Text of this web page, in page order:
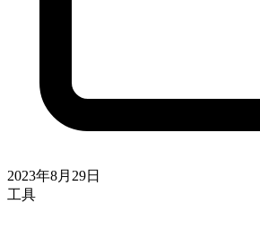
2023年8月29日
工具